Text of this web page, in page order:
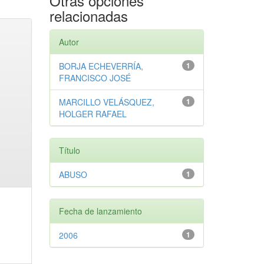
relacionadas
Autor
1
BORJA ECHEVERRÍA,
FRANCISCO JOSÉ
1
MARCILLO VELÁSQUEZ,
HOLGER RAFAEL
Título
1
ABUSO
Fecha de lanzamiento
1
2006